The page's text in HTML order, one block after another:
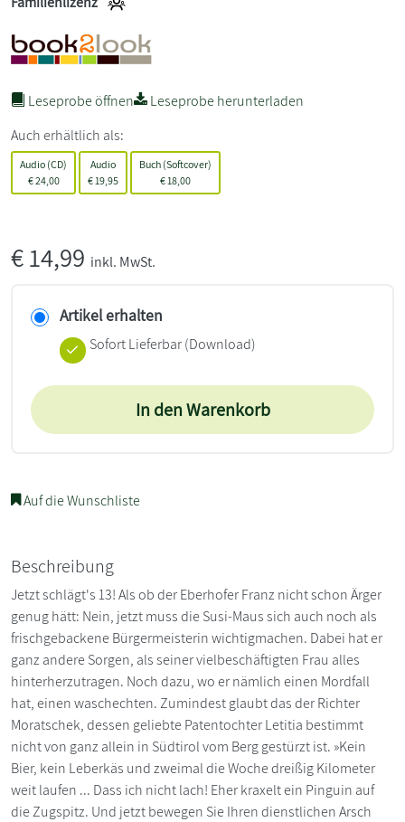
Leseprobe öffnen
Leseprobe herunterladen
Auch erhältlich als:
Audio (CD)
€24,00
Audio
€ 19,95
Buch (Softcover)
€ 18,00
€14,99 inkl. MwSt.
Artikel erhalten
Sofort Lieferbar (Download)
In den Warenkorb
Auf die Wunschliste
Beschreibung
Jetzt schlägt's 13! Als ob der Eberhofer Franz nicht schon Ärger
genug hätt: Nein, jetzt muss die Susi-Maus sich auch noch als
frischgebackene Bürgermeisterin wichtigmachen. Dabei hat er
ganz andere Sorgen, als seiner vielbeschäftigten Frau alles
hinterherzutragen. Noch dazu, wo er nämlich einen Mordfall
hat, einen waschechten. Zumindest glaubt das der Richter
Moratschek, dessen geliebte Patentochter Letitia bestimmt
nicht von ganz allein in Südtirol vom Berg gestürzt ist. »Kein
Bier, kein Leberkäs und zweimal die Woche dreißig Kilometer
weit laufen ... Dass ich nicht lach! Eher kraxelt ein Pinguin auf
die Zugspitz. Und jetzt bewegen Sie Ihren dienstlichen Arsch